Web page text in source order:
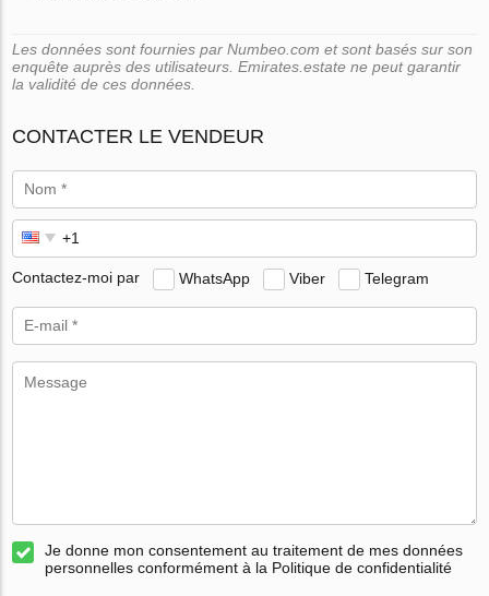
Les données sont fournies par Numbeo.com et sont basés sur son
enquête auprès des utilisateurs. Emirates.estate ne peut garantir
la validité de ces données.
CONTACTER LE VENDEUR
Contactez-moi par WhatsApp Viber Telegram
Je donne mon consentement au traitement de mes données
personnelles conformément à la Politique de confidentialité